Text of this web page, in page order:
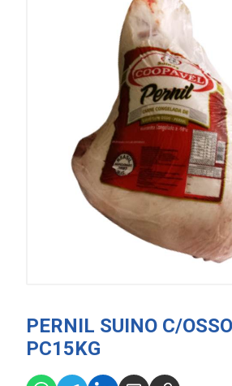
PERNIL SUINO C/
PC15KG